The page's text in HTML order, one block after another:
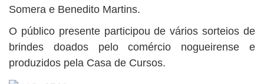
Somera e Benedito Martins.
O público presente participou de vários sorteios de
brindes doados pelo comércio nogueirense e
produzidos pela Casa de Cursos.